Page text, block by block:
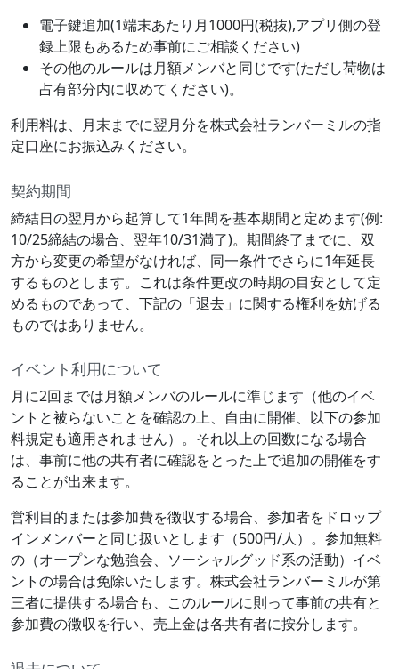
電子鍵追加(1端末あたり月1000円(税抜),アプリ側の登
録上限もあるため事前にご相談ください)
その他のルールは月額メンバと同じです(ただし荷物は
占有部分内に収めてください)。
利用料は、月末までに翌月分を株式会社ランバーミルの指
定口座にお振込みください。
契約期間
締結日の翌月から起算して1年間を基本期間と定めます(例:
10/25締結の場合、翌年10/31満了)。期間終了までに、双
方から変更の希望がなければ、同一条件でさらに1年延長
するものとします。これは条件更改の時期の目安として定
めるものであって、下記の「退去」に関する権利を妨げる
ものではありません。
イベント利用について
月に2回までは月額メンバのルールに準じます（他のイベ
ントと被らないことを確認の上、自由に開催、以下の参加
料規定も適用されません）。それ以上の回数になる場合
は、事前に他の共有者に確認をとった上で追加の開催をす
ることが出来ます。
営利目的または参加費を徴収する場合、参加者をドロップ
インメンバーと同じ扱いとします（500円/人）。参加無料
の（オープンな勉強会、ソーシャルグッド系の活動）イベ
ントの場合は免除いたします。株式会社ランバーミルが第
三者に提供する場合も、このルールに則って事前の共有と
参加費の徴収を行い、売上金は各共有者に按分します。